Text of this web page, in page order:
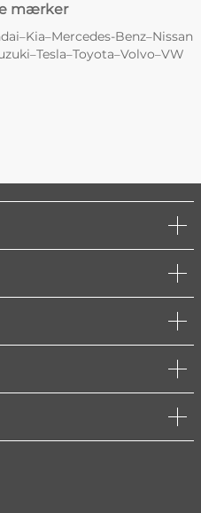
mærker
–Kia–Mercedes-Benz–Nissan
–Tesla–Toyota–Volvo–VW